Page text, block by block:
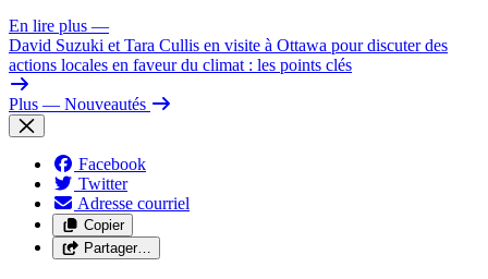
En lire plus —
David Suzuki et Tara Cullis en visite à Ottawa pour discuter des
actions locales en faveur du climat : les points clés
Plus — Nouveautés
Facebook
Twitter
Adresse courriel
Copier
Partager…